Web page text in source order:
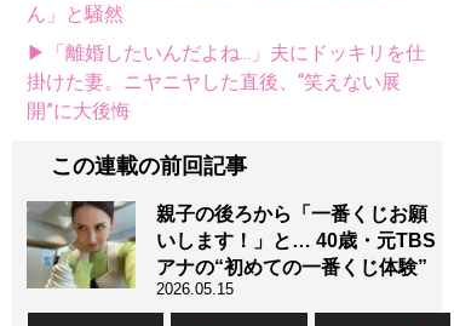
ん」と騒然
▶「離婚したいんだよね...」夫にドッキリを仕
掛けた妻。ニヤニヤした直後、“笑えない展
開”に大後悔
この連載の前回記事
親子の後ろから「一番くじお願
いします！」と… 40歳・元TBS
アナの“初めての一番くじ体験”
2026.05.15